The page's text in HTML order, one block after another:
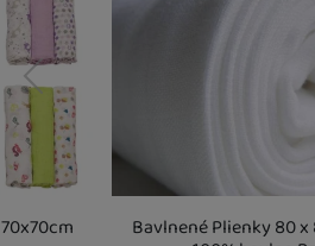
predchádzajúci
Bavlnené Plienky 80 x